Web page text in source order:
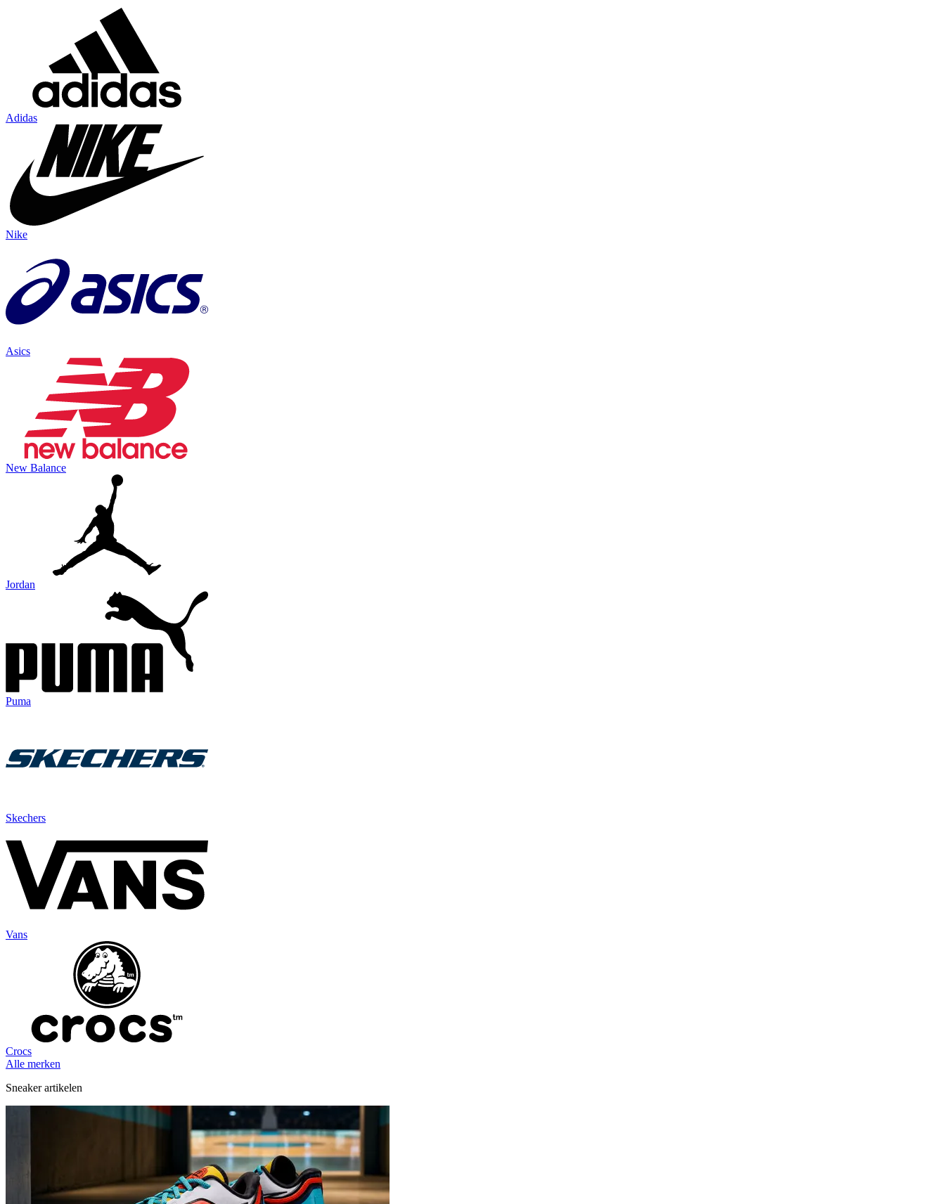
Adidas
Nike
Asics
New Balance
Jordan
Puma
Skechers
Vans
Crocs
Alle merken
Sneaker artikelen